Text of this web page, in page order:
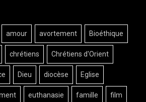
amour avortement Bioéthique
chrétiens Chrétiens d'Orient
Dieu diocèse Eglise
euthanasie famille film